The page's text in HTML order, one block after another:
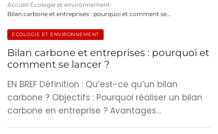
Accueil Écologie et environnement
Bilan carbone et entreprises : pourquoi et comment se…
ÉCOLOGIE ET ENVIRONNEMENT
Bilan carbone et entreprises : pourquoi et
comment se lancer ?
EN BREF Définition : Qu’est-ce qu’un bilan
carbone ? Objectifs : Pourquoi réaliser un bilan
carbone en entreprise ? Avantages…